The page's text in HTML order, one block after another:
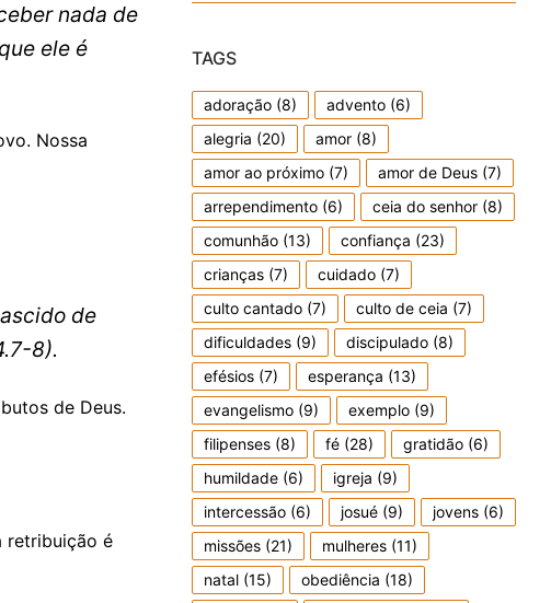
nada de
ele é
Nossa
de
8).
de Deus.
retribuição é
TAGS
adoração (8) advento (6)
alegria (20) amor (8)
amor ao próximo (7) amor de Deus (7)
arrependimento (6) ceia do senhor (8)
comunhão (13) confiança (23)
crianças (7) cuidado (7)
culto cantado (7) culto de ceia (7)
dificuldades (9) discipulado (8)
efésios (7) esperança (13)
evangelismo (9) exemplo (9)
filipenses (8) fé (28) gratidão (6)
humildade (6) igreja (9)
intercessão (6) josué (9) jovens (6)
missões (21) mulheres (11)
natal (15) obediência (18)